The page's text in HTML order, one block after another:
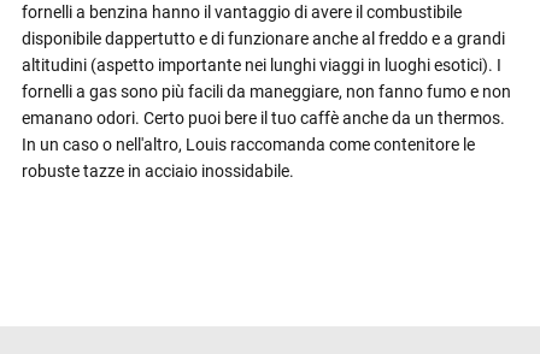
fornelli a benzina hanno il vantaggio di avere il combustibile
disponibile dappertutto e di funzionare anche al freddo e a grandi
altitudini (aspetto importante nei lunghi viaggi in luoghi esotici). I
fornelli a gas sono più facili da maneggiare, non fanno fumo e non
emanano odori. Certo puoi bere il tuo caffè anche da un thermos.
In un caso o nell'altro, Louis raccomanda come contenitore le
robuste tazze in acciaio inossidabile.